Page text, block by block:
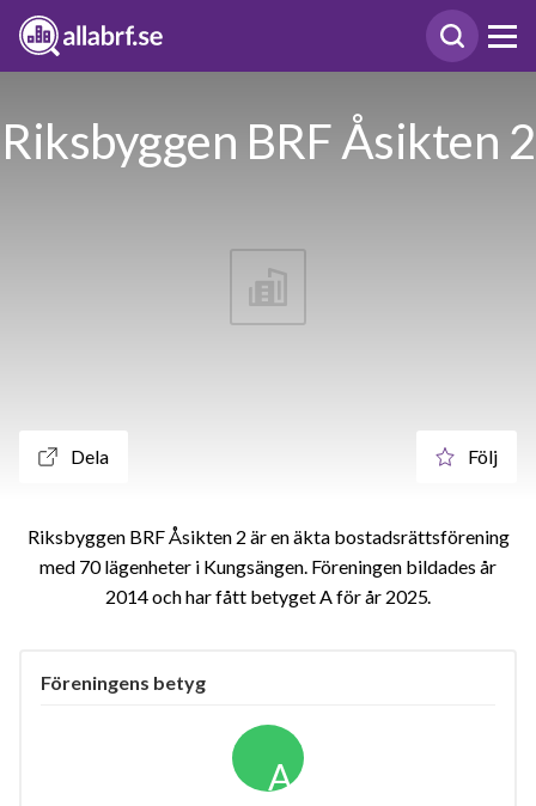
Riksbyggen BRF Åsikten 2
Dela Följ
Riksbyggen BRF Åsikten 2 är en äkta bostadsrättsförening
med 70 lägenheter i Kungsängen. Föreningen bildades år
2014 och har fått betyget A för år 2025
Föreningens betyg
A